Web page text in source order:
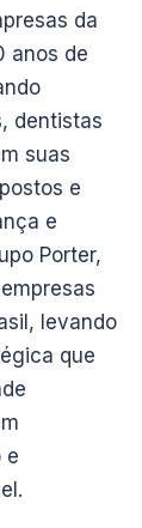
da
anos de
dentistas
suas
e
e
Porter,
levando
que
e